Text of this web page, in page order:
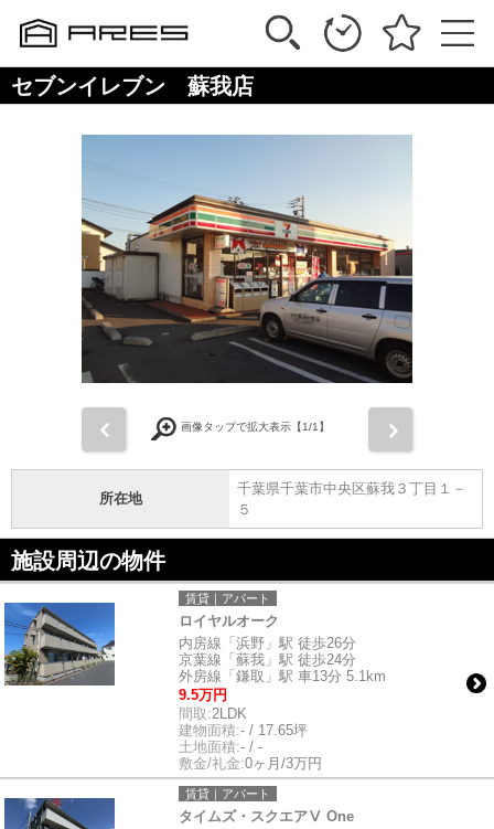
セブンイレブン 蘇我店
画像タップで拡大表示【1/1】
所在地
千葉県千葉市中央区蘇我３丁目１－
５
施設周辺の物件
賃貸｜アパート
ロイヤルオーク
内房線「浜野」駅 徒歩26分
京葉線「蘇我」駅 徒歩24分
外房線「鎌取」駅 車13分 5.1km
9.5万円
間取:2LDK
建物面積:- / 17.65坪
土地面積:- / -
敷金/礼金:0ヶ月/3万円
賃貸｜アパート
タイムズ・スクエアⅤ One